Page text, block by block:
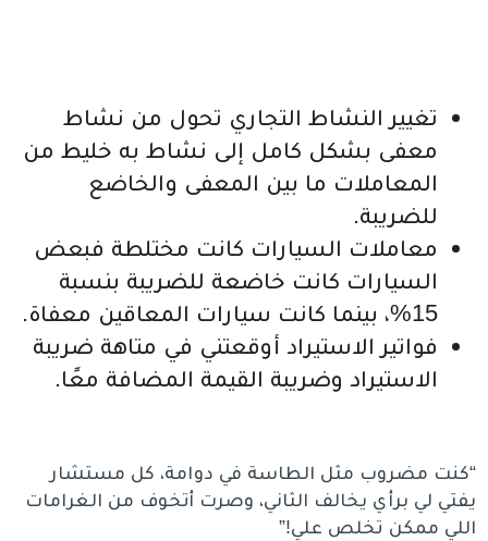
تغيير النشاط التجاري تحول من نشاط
معفى بشكل كامل إلى نشاط به خليط من
المعاملات ما بين المعفى والخاضع
للضريبة.
معاملات السيارات كانت مختلطة فبعض
السيارات كانت خاضعة للضريبة بنسبة
15%، بينما كانت سيارات المعاقين معفاة.
فواتير الاستيراد أوقعتني في متاهة ضريبة
الاستيراد وضريبة القيمة المضافة معًا.
“كنت مضروب مثل الطاسة في دوامة، كل مستشار
يفتي لي برأي يخالف الثاني، وصرت أتخوف من الغرامات
اللي ممكن تخلص علي!”